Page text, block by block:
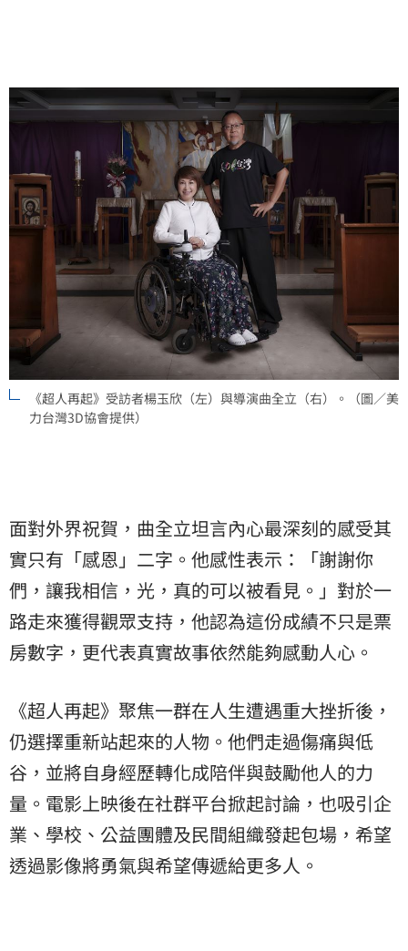
《超人再起》受訪者楊玉欣（左）與導演曲全立（右）。（圖／美
力台灣3D協會提供）
面對外界祝賀，曲全立坦言內心最深刻的感受其
實只有「感恩」二字。他感性表示：「謝謝你
們，讓我相信，光，真的可以被看見。」對於一
路走來獲得觀眾支持，他認為這份成績不只是票
房數字，更代表真實故事依然能夠感動人心。
《超人再起》聚焦一群在人生遭遇重大挫折後，
仍選擇重新站起來的人物。他們走過傷痛與低
谷，並將自身經歷轉化成陪伴與鼓勵他人的力
量。電影上映後在社群平台掀起討論，也吸引企
業、學校、公益團體及民間組織發起包場，希望
透過影像將勇氣與希望傳遞給更多人。